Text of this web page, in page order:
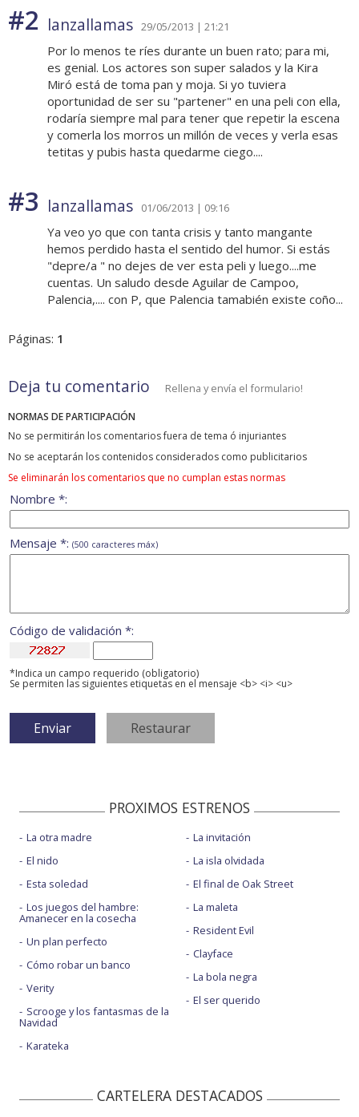
#2 lanzallamas 29/05/2013 | 21:21
Por lo menos te ríes durante un buen rato; para mi,
es genial. Los actores son super salados y la Kira
Miró está de toma pan y moja. Si yo tuviera
oportunidad de ser su "partener" en una peli con ella,
rodaría siempre mal para tener que repetir la escena
y comerla los morros un millón de veces y verla esas
tetitas y pubis hasta quedarme ciego....
#3 lanzallamas 01/06/2013 | 09:16
Ya veo yo que con tanta crisis y tanto mangante
hemos perdido hasta el sentido del humor. Si estás
"depre/a " no dejes de ver esta peli y luego....me
cuentas. Un saludo desde Aguilar de Campoo,
Palencia,.... con P, que Palencia tamabién existe coño...
Páginas: 1
Deja tu comentario Rellena y envía el formulario!
NORMAS DE PARTICIPACIÓN
No se permitirán los comentarios fuera de tema ó injuriantes
No se aceptarán los contenidos considerados como publicitarios
Se eliminarán los comentarios que no cumplan estas normas
Nombre *:
Mensaje *: (500 caracteres máx)
Código de validación *:
*Indica un campo requerido (obligatorio)
Se permiten las siguientes etiquetas en el mensaje <b> <i> <u>
PROXIMOS ESTRENOS
La otra madre
El nido
Esta soledad
Los juegos del hambre:
Amanecer en la cosecha
Un plan perfecto
Cómo robar un banco
Verity
Scrooge y los fantasmas de la
Navidad
Karateka
La invitación
La isla olvidada
El final de Oak Street
La maleta
Resident Evil
Clayface
La bola negra
El ser querido
CARTELERA DESTACADOS